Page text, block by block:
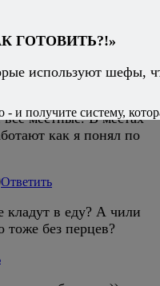
острая. Но к ней
могут быть острыми. А
любовь к редиске,
все местные. В местах
как я понял по
Ответить
в еду? А чили
тоже без перцев?
ГОТОВИТЬ?!»
используют шефы,
и получите систему,